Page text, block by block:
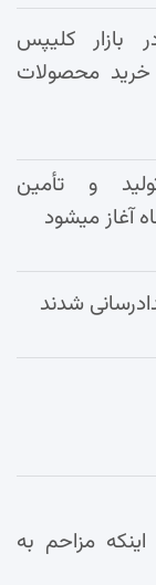
بازار کلیپس
خرید محصولات
و تأمین
آغاز میشود
مزاحم به